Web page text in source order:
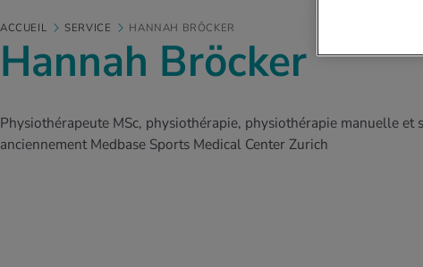
ACCUEIL SERVICE HANNAH BRÖCKER
Hannah Bröcker
Physiothérapeute MSc, physiothérapie, physiothérapie manuelle et
anciennement Medbase Sports Medical Center Zurich